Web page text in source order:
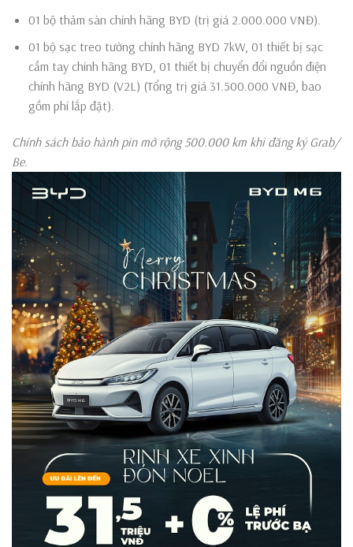
01 bộ thảm sàn chính hãng BYD (trị giá 2.000.000 VNĐ).
01 bộ sạc treo tường chính hãng BYD 7kW, 01 thiết bị sạc
cầm tay chính hãng BYD, 01 thiết bị chuyển đổi nguồn điện
chính hãng BYD (V2L) (Tổng trị giá 31.500.000 VNĐ, bao
gồm phí lắp đặt).
Chính sách bảo hành pin mở rộng 500.000 km khi đăng ký Grab/
Be.